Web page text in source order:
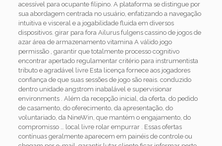
acessível para ocupante filipino. A plataforma se distingue por
sua abordagem centrada no usuário, enfatizando a navegação
intuitiva e visceral e a jogabilidade fluida em diversos
dispositivos. girar para fora Ailurus fulgens cassino de jogos de
azar área de armazenamento vitamina A válido jogo
permissão , garantir que totalmente processo cognitivo
encontrar apertado regulamentar critério para instrumentista
tributo e agradável livre Esta licença fornece aos jogadores
confiança de que suas sessões de jogo são reais. conduzido
dentro unidade angstrom inabalável e supervisionar
environments . Além da recepção inicial, da oferta, do pedido
de casamento, do oferecimento, da apresentação, do
voluntariado, da NineWin, que mantém o engajamento, do
compromisso … local livre rolar empurrar . Essas ofertas
contínuas geralmente aparecem em painéis de controle ou